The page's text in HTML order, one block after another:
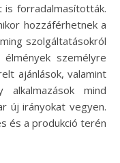
is forradalmasították.
hozzáférhetnek a
szolgáltatásokról
személyre
ajánlások, valamint
mind
új irányokat vegyen.
és a produkció terén